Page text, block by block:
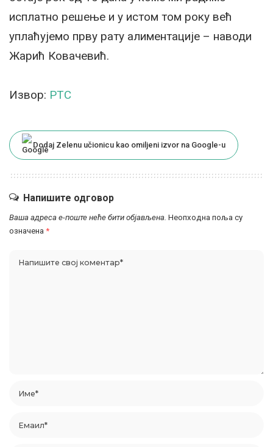
исплатно решење и у истом том року већ
уплаћујемо прву рату алиментације – наводи
Жарић Ковачевић.
Извор: РТС
Dodaj Zelenu učionicu kao omiljeni izvor na Google-u
Напишите одговор
Ваша адреса е-поште неће бити објављена. Неопходна поља су
означена *